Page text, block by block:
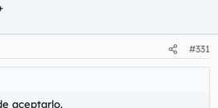
#331
aceptarlo.